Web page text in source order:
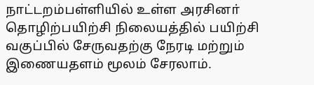
நாட்டறம்பள்ளியில் உள்ள அரசினா்
தொழிற்பயிற்சி நிலையத்தில் பயிற்சி
வகுப்பில் சேருவதற்கு நேரடி மற்றும்
இணையதளம் மூலம் சேரலாம்.